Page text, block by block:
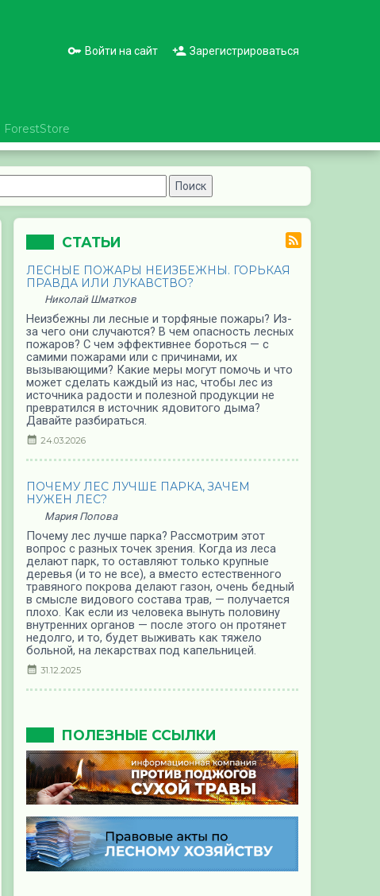
Войти на сайт Зарегистрироваться
ForestStore
СТАТЬИ
ЛЕСНЫЕ ПОЖАРЫ НЕИЗБЕЖНЫ. ГОРЬКАЯ
ПРАВДА ИЛИ ЛУКАВСТВО?
Николай Шматков
Неизбежны ли лесные и торфяные пожары? Из-
за чего они случаются? В чем опасность лесных
пожаров? С чем эффективнее бороться — с
самими пожарами или с причинами, их
вызывающими? Какие меры могут помочь и что
может сделать каждый из нас, чтобы лес из
источника радости и полезной продукции не
превратился в источник ядовитого дыма?
Давайте разбираться.
24.03.2026
ПОЧЕМУ ЛЕС ЛУЧШЕ ПАРКА, ЗАЧЕМ
НУЖЕН ЛЕС?
Мария Попова
Почему лес лучше парка? Рассмотрим этот
вопрос с разных точек зрения. Когда из леса
делают парк, то оставляют только крупные
деревья (и то не все), а вместо естественного
травяного покрова делают газон, очень бедный
в смысле видового состава трав, — получается
плохо. Как если из человека вынуть половину
внутренних органов — после этого он протянет
недолго, и то, будет выживать как тяжело
больной, на лекарствах под капельницей.
31.12.2025
ПОЛЕЗНЫЕ ССЫЛКИ